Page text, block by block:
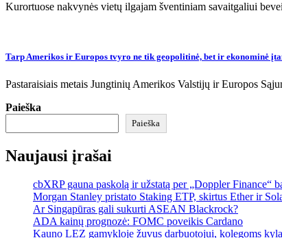
Kurortuose nakvynės vietų ilgajam šventiniam savaitgaliui
Tarp Amerikos ir Europos tvyro ne tik geopolitinė, bet ir ekonominė
Pastaraisiais metais Jungtinių Amerikos Valstijų ir Europos
Paieška
Paieška
Naujausi įrašai
cbXRP gauna paskolą ir užstatą per „Doppler Finance“
Morgan Stanley pristato Staking ETP, skirtus Ether ir
Ar Singapūras gali sukurti ASEAN Blackrock?
ADA kainų prognozė: FOMC poveikis Cardano
Kauno LEZ gamykloje žuvus darbuotojui, kolegoms